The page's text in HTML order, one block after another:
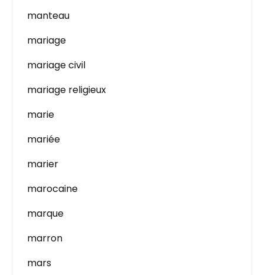
manteau
mariage
mariage civil
mariage religieux
marie
mariée
marier
marocaine
marque
marron
mars